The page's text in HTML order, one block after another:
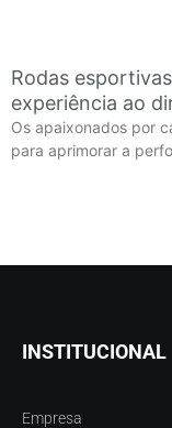
Rodas
experiência ao
Os apaixonados por
para aprimorar a
INSTITUCIONAL
Empresa